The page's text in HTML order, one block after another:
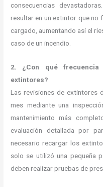
consecuencias
resultar en un extintor que no
cargado, aumentando así el
caso de un incendio.
2. ¿Con qué
extintores?
Las revisiones de extintores
mes mediante una
mantenimiento más
evaluación detallada por
necesario recargar los
solo se utilizó una pequeña
deben realizar pruebas de